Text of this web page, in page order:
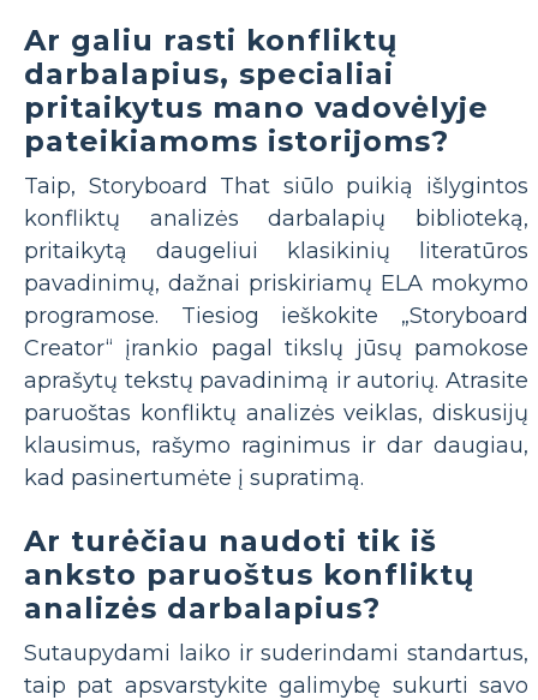
Ar galiu rasti konfliktų
darbalapius, specialiai
pritaikytus mano vadovėlyje
pateikiamoms istorijoms?
Taip, Storyboard That siūlo puikią išlygintos
konfliktų analizės darbalapių biblioteką,
pritaikytą daugeliui klasikinių literatūros
pavadinimų, dažnai priskiriamų ELA mokymo
programose. Tiesiog ieškokite „Storyboard
Creator“ įrankio pagal tikslų jūsų pamokose
aprašytų tekstų pavadinimą ir autorių. Atrasite
paruoštas konfliktų analizės veiklas, diskusijų
klausimus, rašymo raginimus ir dar daugiau,
kad pasinertumėte į supratimą.
Ar turėčiau naudoti tik iš
anksto paruoštus konfliktų
analizės darbalapius?
Sutaupydami laiko ir suderindami standartus,
taip pat apsvarstykite galimybę sukurti savo